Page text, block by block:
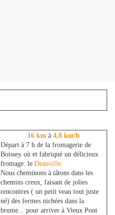
16 kmà 4,8 km/h
Départ à 7 h de la fromagerie de
Boissey où et fabriqué un délicieux
fromage: le Deauville.
Nous cheminons à tâtons dans les
chemins creux, faisant de jolies
rencontres ( un petit veau tout juste
né) des fermes nichées dans la
brume... pour arriver à Vieux Pont